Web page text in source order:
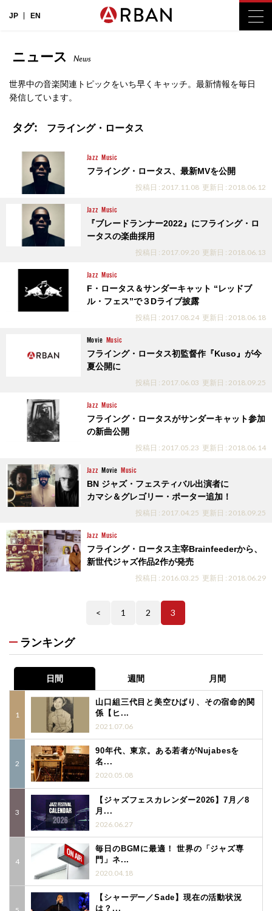
JP EN
ニュース News
世界中の音楽関連トピックをいち早くキャッチ。最新情報を毎日
発信しています。
タグ: フライング・ロータス
Jazz Music
フライング・ロータス、最新MVを公開
投稿日 : 2017.11.08 更新日 : 2018.06.12
Jazz Music
『ブレードランナー2022』にフライング・ロ
ータスの楽曲採用
投稿日 : 2017.09.20 更新日 : 2018.06.13
Jazz Music
F・ロータス＆サンダーキャット “レッドブ
ル・フェス”で３Dライブ披露
投稿日 : 2017.08.24 更新日 : 2018.06.18
Movie Music
フライング・ロータス初監督作『Kuso』が今
夏公開に
投稿日 : 2017.06.03 更新日 : 2018.09.25
Jazz Music
フライング・ロータスがサンダーキャット参加
の新曲公開
投稿日 : 2017.05.23 更新日 : 2018.06.14
Jazz Movie Music
BN ジャズ・フェスティバル出演者に
カマシ＆グレゴリー・ポーター追加！
投稿日 : 2017.04.25 更新日 : 2018.09.25
Jazz Music
フライング・ロータス主宰Brainfeederから、
新世代ジャズ作品2作が発売
投稿日 : 2016.03.25 更新日 : 2018.06.29
< 1 2 3
ランキング
日間 週間 月間
山口組三代目と美空ひばり、その宿命的関
係【ヒ...
2021.07.06
90年代、東京。ある若者がNujabesを
名...
2020.05.08
【ジャズフェスカレンダー2026】7月／8
月...
2026.06.27
毎日のBGMに最適！ 世界の「ジャズ専
門」ネ...
2020.04.18
【シャーデー／Sade】現在の活動状況
は？...